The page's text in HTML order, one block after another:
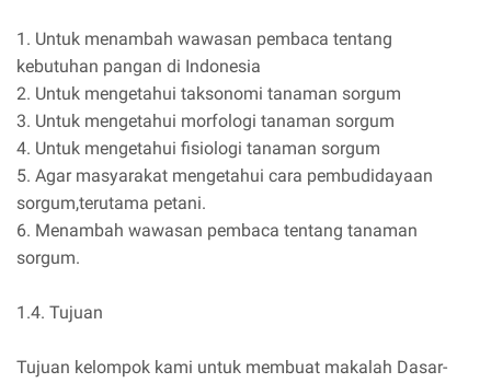
1. Untuk menambah wawasan pembaca tentang
kebutuhan pangan di Indonesia
2. Untuk mengetahui taksonomi tanaman sorgum
3. Untuk mengetahui morfologi tanaman sorgum
4. Untuk mengetahui fisiologi tanaman sorgum
5. Agar masyarakat mengetahui cara pembudidayaan
sorgum,terutama petani.
6. Menambah wawasan pembaca tentang tanaman
sorgum.
1.4. Tujuan
Tujuan kelompok kami untuk membuat makalah Dasar-